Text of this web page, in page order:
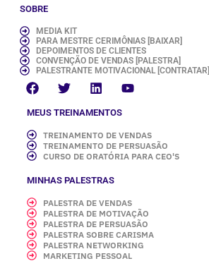
SOBRE
MEDIA KIT
PARA MESTRE CERIMÔNIAS [BAIXAR]
DEPOIMENTOS DE CLIENTES
CONVENÇÃO DE VENDAS [PALESTRA]
PALESTRANTE MOTIVACIONAL [CONTRATAR]
MEUS TREINAMENTOS
TREINAMENTO DE VENDAS
TREINAMENTO DE PERSUASÃO
CURSO DE ORATÓRIA PARA CEO'S
MINHAS PALESTRAS
PALESTRA DE VENDAS
PALESTRA DE MOTIVAÇÃO
PALESTRA DE PERSUASÃO
PALESTRA SOBRE CARISMA
PALESTRA NETWORKING
MARKETING PESSOAL